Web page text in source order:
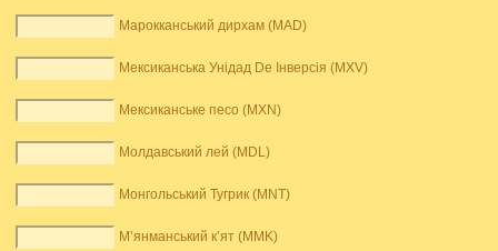
Марокканський дирхам (MAD)
Мексиканська Унідад De Інверсія (MXV)
Мексиканське песо (MXN)
Молдавський лей (MDL)
Монгольський Тугрик (MNT)
М’янманський к’ят (MMK)